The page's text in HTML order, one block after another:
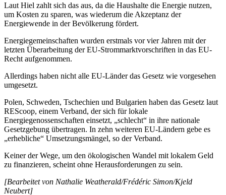
Laut Hiel zahlt sich das aus, da die Haushalte die Energie nutzen,
um Kosten zu sparen, was wiederum die Akzeptanz der
Energiewende in der Bevölkerung fördert.
Energiegemeinschaften wurden erstmals vor vier Jahren mit der
letzten Überarbeitung der EU-Strommarktvorschriften in das EU-
Recht aufgenommen.
Allerdings haben nicht alle EU-Länder das Gesetz wie vorgesehen
umgesetzt.
Polen, Schweden, Tschechien und Bulgarien haben das Gesetz laut
REScoop, einem Verband, der sich für lokale
Energiegenossenschaften einsetzt, „schlecht“ in ihre nationale
Gesetzgebung übertragen. In zehn weiteren EU-Ländern gebe es
„erhebliche“ Umsetzungsmängel, so der Verband.
Keiner der Wege, um den ökologischen Wandel mit lokalem Geld
zu finanzieren, scheint ohne Herausforderungen zu sein.
[Bearbeitet von Nathalie Weatherald/Frédéric Simon/Kjeld
Neubert]